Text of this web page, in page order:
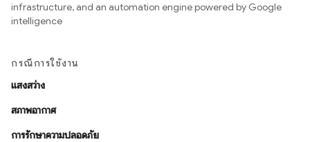
infrastructure, and an automation engine powered by Google
intelligence
กรณีการใช้งาน
แสงสว่าง
สภาพอากาศ
การรักษาความปลอดภัย